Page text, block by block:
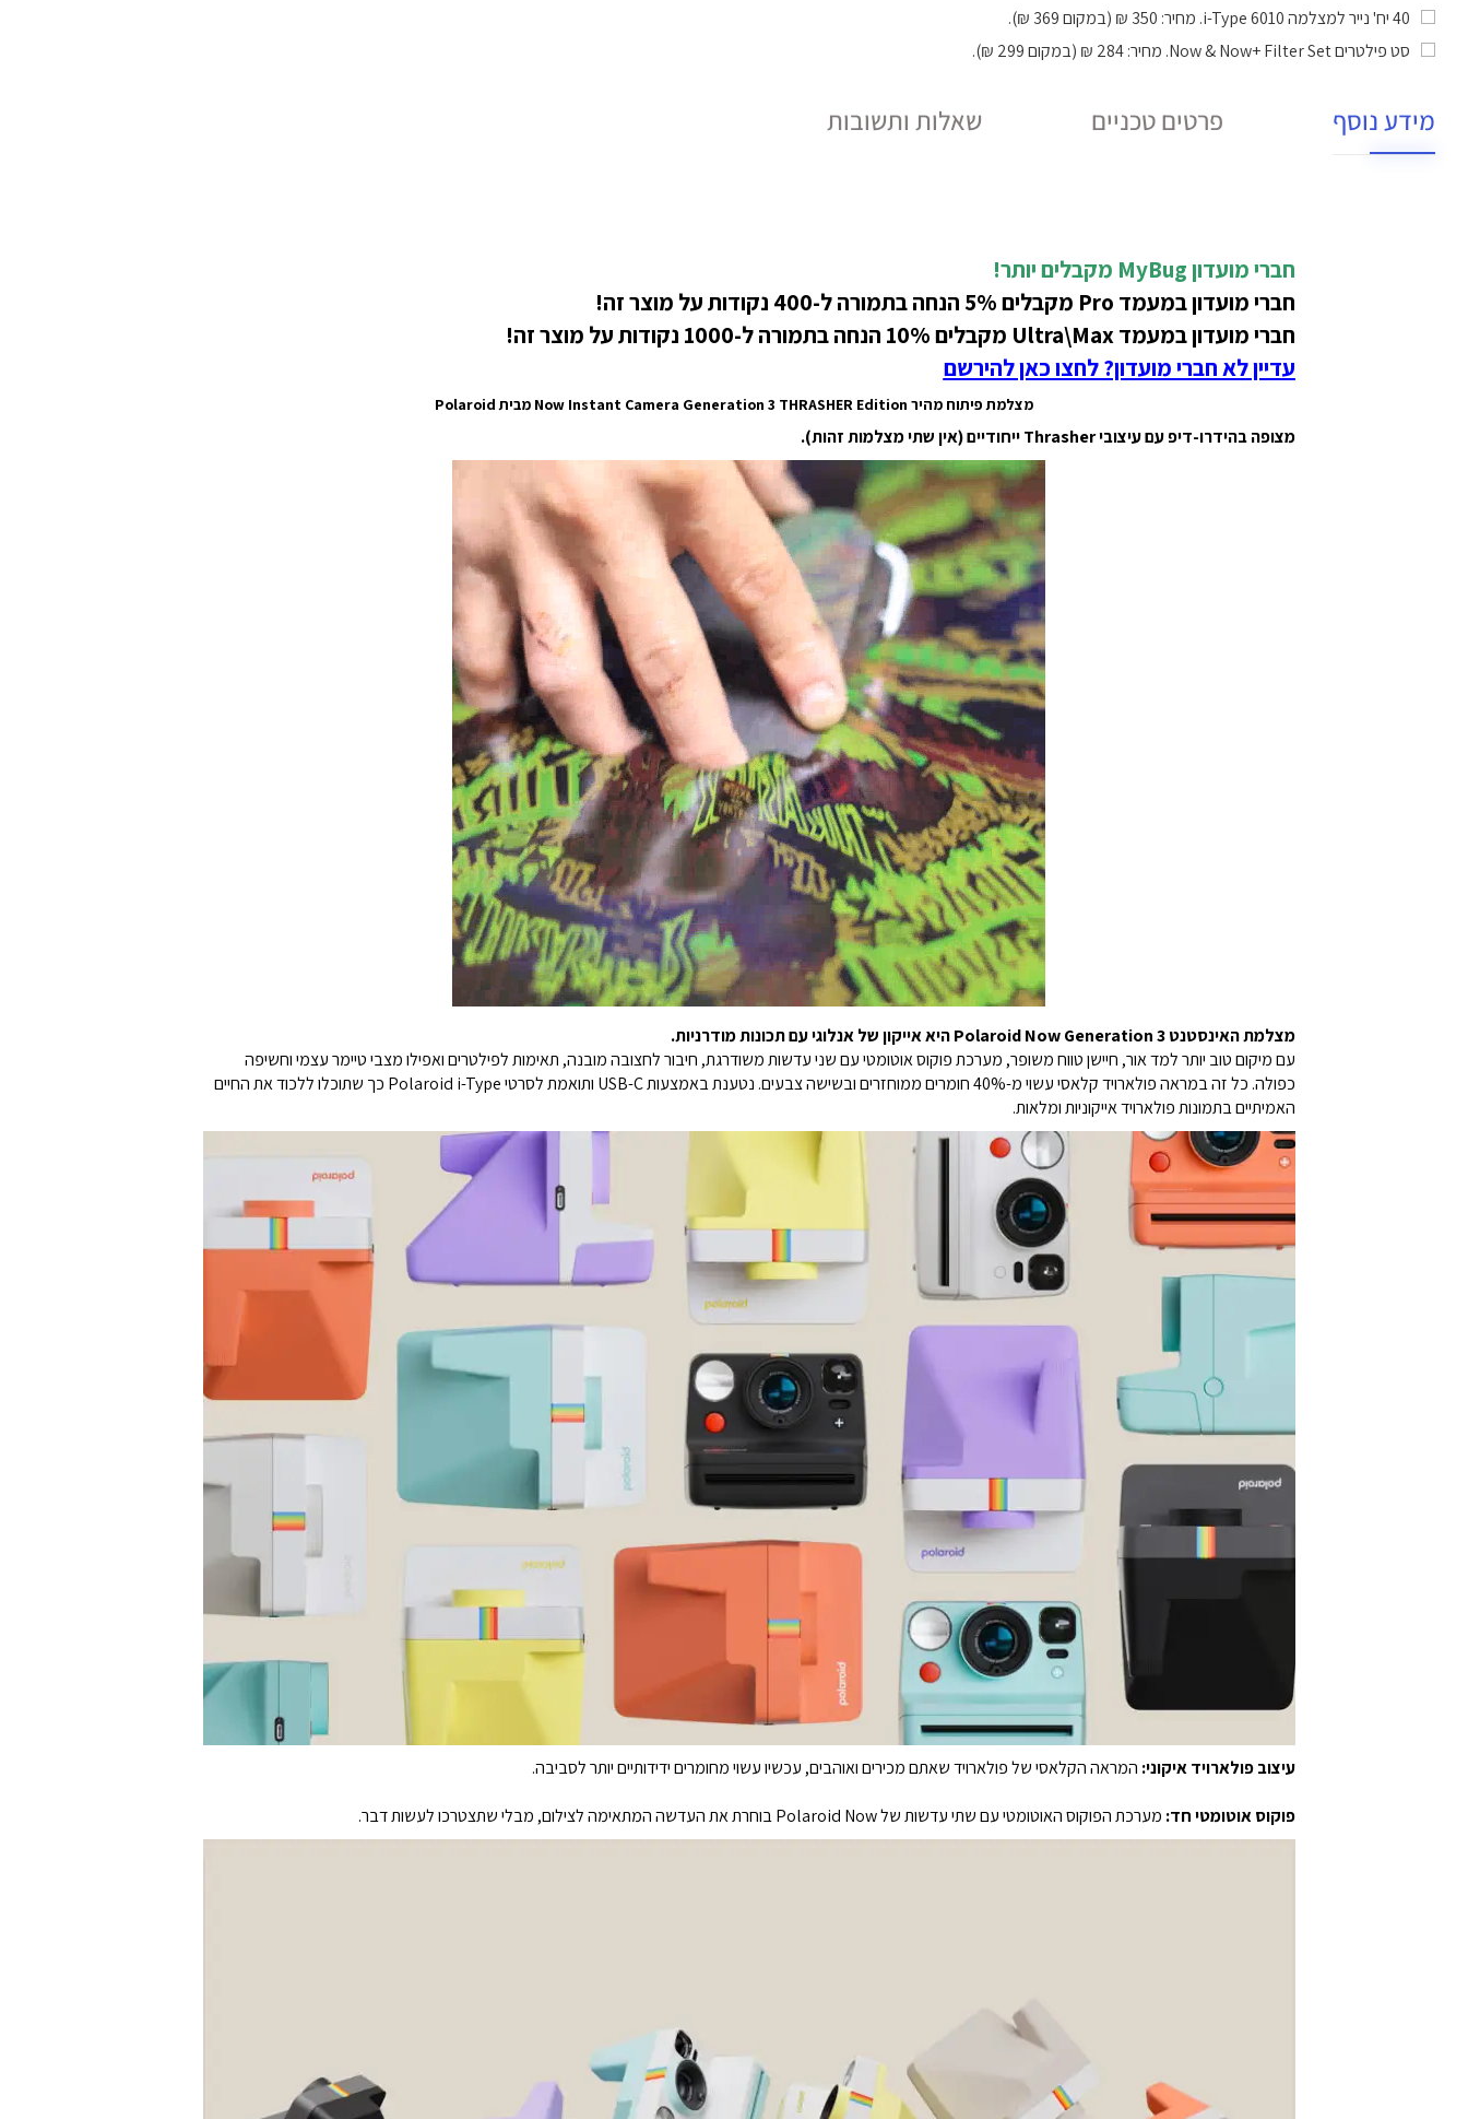
40 יח' נייר למצלמה i-Type 6010
. מחיר: 350 ₪ (במקום 369 ₪).
סט פילטרים Now & Now+ Filter Set
. מחיר: 284 ₪ (במקום 299 ₪).
מידע נוסף פרטים טכניים שאלות ותשובות
חברי מועדון MyBug מקבלים יותר!
חברי מועדון במעמד Pro מקבלים 5% הנחה בתמורה ל-400 נקודות על מוצר זה!
חברי מועדון במעמד Ultra\Max מקבלים 10% הנחה בתמורה ל-1000 נקודות על מוצר זה!
עדיין לא חברי מועדון? לחצו כאן להירשם
מצלמת פיתוח מהיר Now Instant Camera Generation 3 THRASHER Edition מבית Polaroid
מצופה בהידרו-דיפ עם עיצובי Thrasher ייחודיים (אין שתי מצלמות זהות).
מצלמת האינסטנט Polaroid Now Generation 3 היא אייקון של אנלוגי עם תכונות מודרניות.
עם מיקום טוב יותר למד אור, חיישן טווח משופר, מערכת פוקוס אוטומטי עם שני עדשות משודרגת, חיבור לחצובה מובנה, תאימות לפילטרים ואפילו מצבי טיימר עצמי וחשיפה
כפולה. כל זה במראה פולארויד קלאסי עשוי מ-40% חומרים ממוחזרים ובשישה צבעים. נטענת באמצעות USB-C ותואמת לסרטי Polaroid i-Type כך שתוכלו ללכוד את החיים
האמיתיים בתמונות פולארויד אייקוניות ומלאות.
עיצוב פולארויד איקוני: המראה הקלאסי של פולארויד שאתם מכירים ואוהבים, עכשיו עשוי מחומרים ידידותיים יותר לסביבה.
פוקוס אוטומטי חד: מערכת הפוקוס האוטומטי עם שתי עדשות של Polaroid Now בוחרת את העדשה המתאימה לצילום, מבלי שתצטרכו לעשות דבר.